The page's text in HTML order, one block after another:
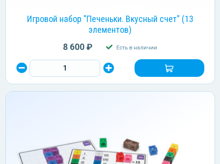
Игровой набор "Печеньки. Вкусный счет" (13
элементов)
8 600 ₽ Есть в наличии